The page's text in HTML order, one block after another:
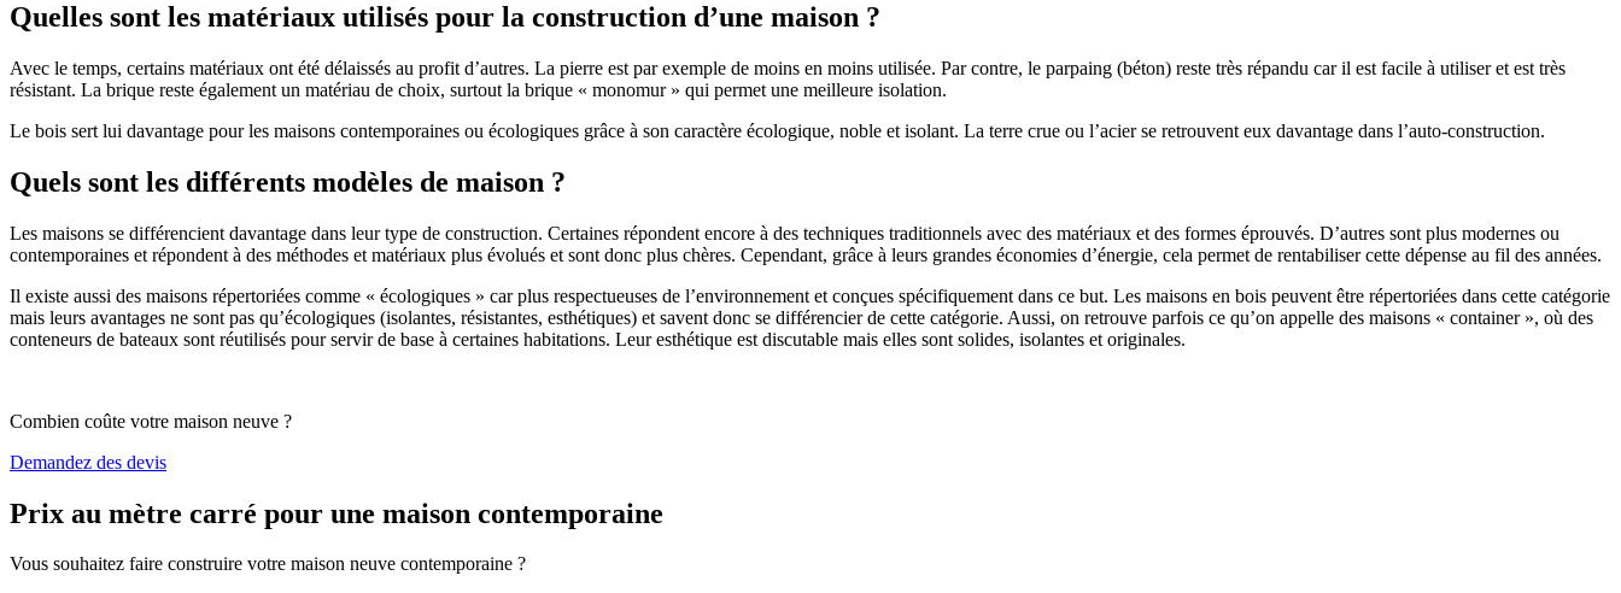
Quelles sont les matériaux utilisés pour la construction d’une maison ?
Avec le temps, certains matériaux ont été délaissés au profit d’autres. La pierre est par exemple de moins en moins utilisée. Par contre, le parpaing (béton) reste très répandu car il est facile à utiliser et est très
résistant. La brique reste également un matériau de choix, surtout la brique « monomur » qui permet une meilleure isolation.
Le bois sert lui davantage pour les maisons contemporaines ou écologiques grâce à son caractère écologique, noble et isolant. La terre crue ou l’acier se retrouvent eux davantage dans l’auto-construction.
Quels sont les différents modèles de maison ?
Les maisons se différencient davantage dans leur type de construction. Certaines répondent encore à des techniques traditionnels avec des matériaux et des formes éprouvés. D’autres sont plus modernes ou
contemporaines et répondent à des méthodes et matériaux plus évolués et sont donc plus chères. Cependant, grâce à leurs grandes économies d’énergie, cela permet de rentabiliser cette dépense au fil des années.
Il existe aussi des maisons répertoriées comme « écologiques » car plus respectueuses de l’environnement et conçues spécifiquement dans ce but. Les maisons en bois peuvent être répertoriées dans cette catégorie
mais leurs avantages ne sont pas qu’écologiques (isolantes, résistantes, esthétiques) et savent donc se différencier de cette catégorie. Aussi, on retrouve parfois ce qu’on appelle des maisons « container », où des
conteneurs de bateaux sont réutilisés pour servir de base à certaines habitations. Leur esthétique est discutable mais elles sont solides, isolantes et originales.
Combien coûte votre maison neuve ?
Demandez des devis
Prix au mètre carré pour une maison contemporaine
Vous souhaitez faire construire votre maison neuve contemporaine ?